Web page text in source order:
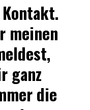
meinen
ganz
die